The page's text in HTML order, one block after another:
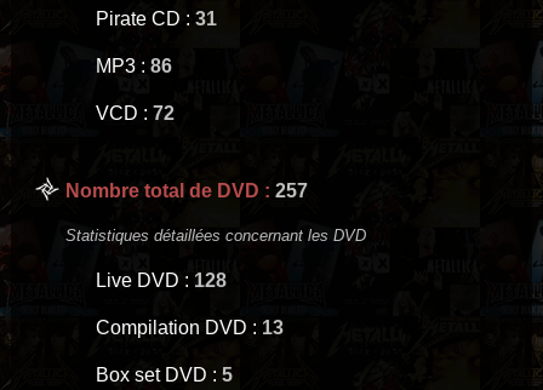
Pirate CD : 31
MP3 : 86
VCD : 72
Nombre total de DVD : 257
Statistiques détaillées concernant les DVD
Live DVD : 128
Compilation DVD : 13
Box set DVD : 5